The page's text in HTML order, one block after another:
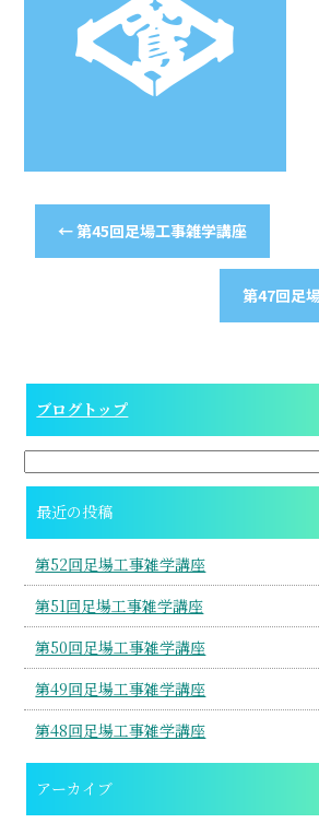
←第45回足場工事雑学講座
第47回足
ブログトップ
最近の投稿
第52回足場工事雑学講座
第51回足場工事雑学講座
第50回足場工事雑学講座
第49回足場工事雑学講座
第48回足場工事雑学講座
アーカイブ